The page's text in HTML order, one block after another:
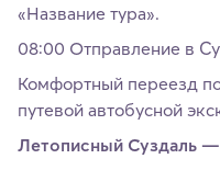
«Название тура».
08:00 Отправление в
Комфортный переезд
путевой автобусной
Летописный Суздаль